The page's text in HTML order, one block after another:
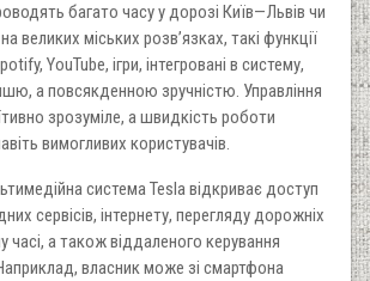
багато часу у дорозі Київ—Львів чи
великих міських розв’язках, такі функції
YouTube, ігри, інтегровані в систему,
а повсякденною зручністю. Управління
зрозуміле, а швидкість роботи
вимогливих користувачів.
система Tesla відкриває доступ
сервісів, інтернету, перегляду дорожніх
часі, а також віддаленого керування
власник може зі смартфона